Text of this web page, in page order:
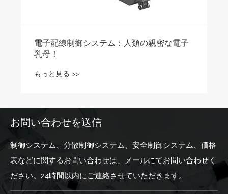
電子配線制御システム：人類の親密な電子
乳母！
もっと見る >>
お問い合わせを送信
制御システム、分散制御システム、安全制御システム、価格
表などに関するお問い合わせは、メールにてお問い合わせく
ださい。24時間以内にご連絡させていただきます。